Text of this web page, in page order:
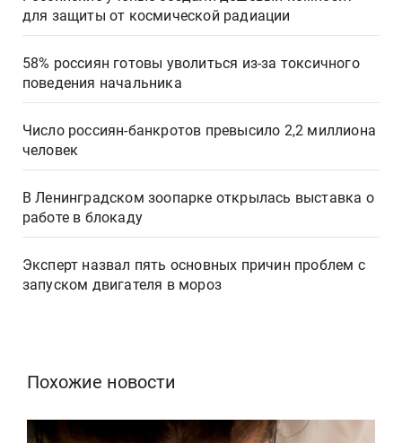
для защиты от космической радиации
58% россиян готовы уволиться из-за токсичного
поведения начальника
Число россиян-банкротов превысило 2,2 миллиона
человек
В Ленинградском зоопарке открылась выставка о
работе в блокаду
Эксперт назвал пять основных причин проблем с
запуском двигателя в мороз
Похожие новости